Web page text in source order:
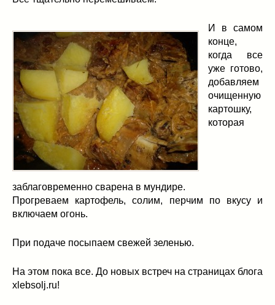
И в самом
конце,
когда все
уже готово,
добавляем
очищенную
картошку,
которая
заблаговременно сварена в мундире.
Прогреваем картофель, солим, перчим по вкусу и
включаем огонь.
При подаче посыпаем свежей зеленью.
На этом пока все. До новых встреч на страницах блога
xlebsolj.ru!